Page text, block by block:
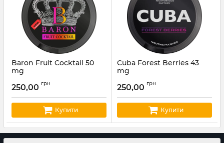
Baron Fruit Cocktail 50
mg
250,00 грн
Купити
Cuba Forest Berries 43
mg
250,00 грн
Купити